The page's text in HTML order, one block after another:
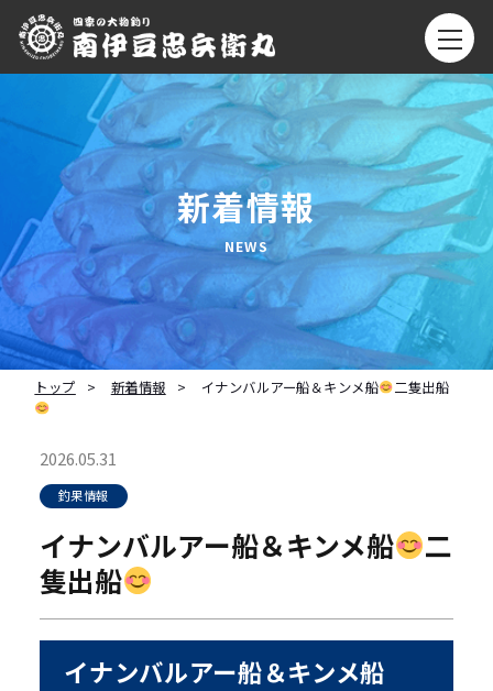
新着情報
トップ 新着情報 イナンバルアー船＆キンメ船 二隻出船
2026.05.31
釣果情報
イナンバルアー船＆キンメ船
二
隻出船
イナンバルアー船＆キンメ船